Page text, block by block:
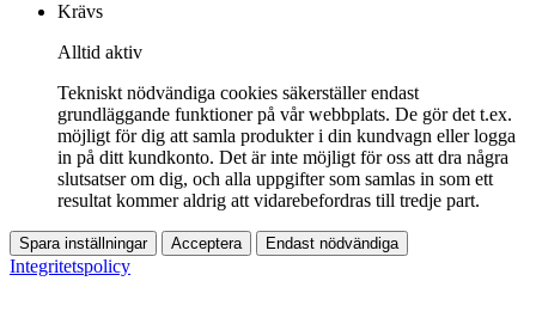
Krävs
Alltid aktiv
Tekniskt nödvändiga cookies säkerställer endast
grundläggande funktioner på vår webbplats. De gör det t.ex.
möjligt för dig att samla produkter i din kundvagn eller logga
in på ditt kundkonto. Det är inte möjligt för oss att dra några
slutsatser om dig, och alla uppgifter som samlas in som ett
resultat kommer aldrig att vidarebefordras till tredje part.
Spara inställningar Acceptera Endast nödvändiga
Integritetspolicy